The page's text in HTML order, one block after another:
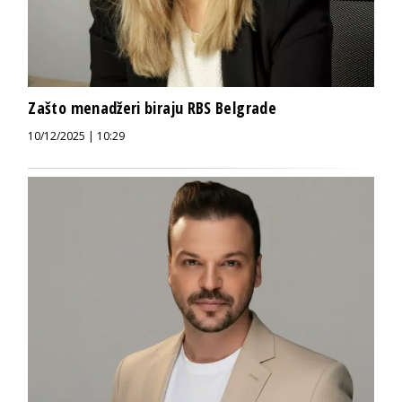
Zašto menadžeri biraju RBS Belgrade
10/12/2025 | 10:29